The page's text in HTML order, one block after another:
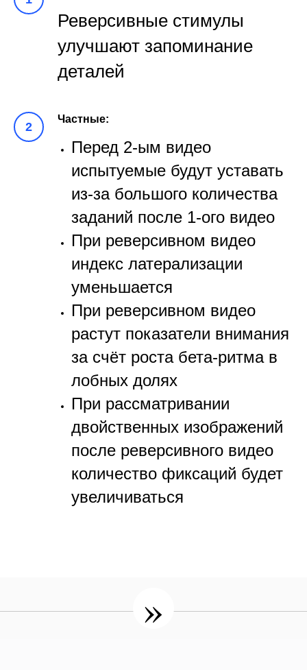
Реверсивные стимулы
улучшают запоминание
деталей
Частные:
Перед 2-ым видео
испытуемые будут уставать
из-за большого количества
заданий после 1-ого видео
При реверсивном видео
индекс латерализации
уменьшается
При реверсивном видео
растут показатели внимания
за счёт роста бета-ритма в
лобных долях
При рассматривании
двойственных изображений
после реверсивного видео
количество фиксаций будет
увеличиваться
»